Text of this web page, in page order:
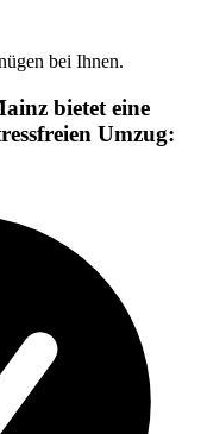
bei Ihnen.
bietet eine
Umzug: